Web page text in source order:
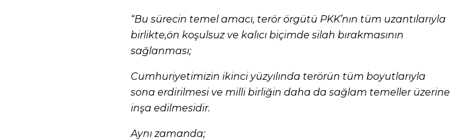
“Bu sürecin temel amacı, terör örgütü PKK’nın tüm uzantılarıyla
birlikte,ön koşulsuz ve kalıcı biçimde silah bırakmasının
sağlanması;
Cumhuriyetimizin ikinci yüzyılında terörün tüm boyutlarıyla
sona erdirilmesi ve milli birliğin daha da sağlam temeller üzerine
inşa edilmesidir.
Aynı zamanda;